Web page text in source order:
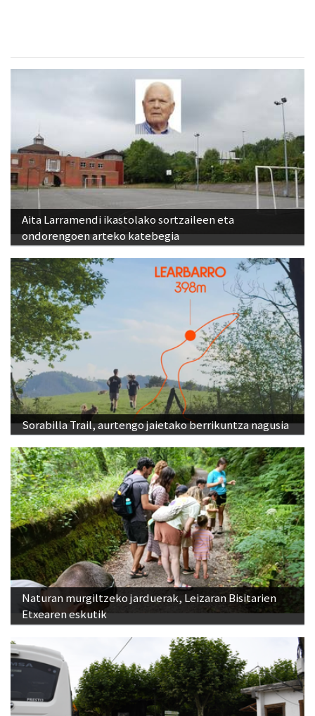
Aita Larramendi ikastolako sortzaileen eta
ondorengoen arteko katebegia
Sorabilla Trail, aurtengo jaietako berrikuntza nagusia
Naturan murgiltzeko jarduerak, Leizaran Bisitarien
Etxearen eskutik